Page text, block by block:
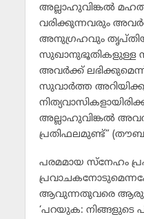
അല്ലാഹുവിങ്കല്‍
വരിക്കുന്നവരും
അനുഗ്രഹവും
സുഖാനുഭൂതികളുള്ള
അവര്‍ക്ക്
സുവാര്‍ത്ത
അല്ലാഹുവിങ്കല്‍
പ്രതിഫലമുണ്ട്”
പരമമായ സ്‌നേഹം
ആവുന്നതുവരെ ആരും
‘പറയുക: നിങ്ങളുടെ